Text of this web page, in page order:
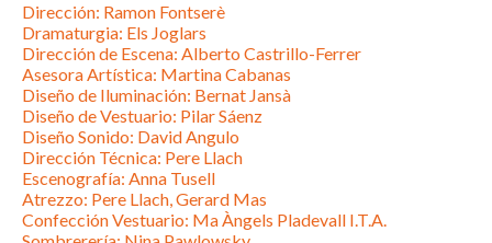
Dirección: Ramon Fontserè
Dramaturgia: Els Joglars
Dirección de Escena: Alberto Castrillo-Ferrer
Asesora Artística: Martina Cabanas
Diseño de Iluminación: Bernat Jansà
Diseño de Vestuario: Pilar Sáenz
Diseño Sonido: David Angulo
Dirección Técnica: Pere Llach
Escenografía: Anna Tusell
Atrezzo: Pere Llach, Gerard Mas
Confección Vestuario: Ma Àngels Pladevall I.T.A.